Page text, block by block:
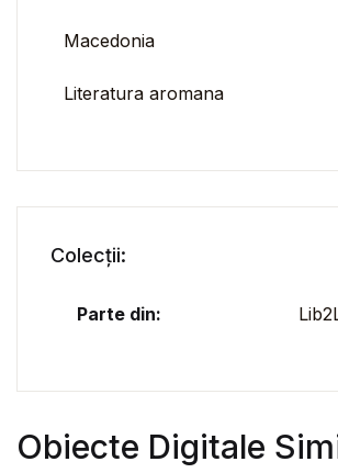
Macedonia
Literatura aromana
Colecții:
Parte din:
Obiecte Digitale